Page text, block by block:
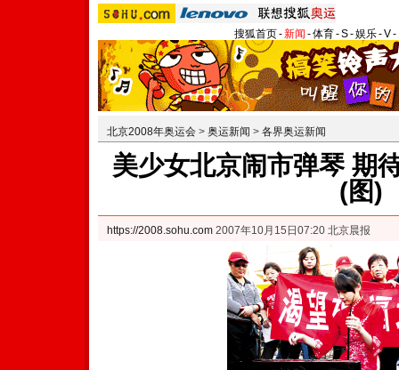
搜狐首页-新闻 -体育-S-娱乐-V-
北京2008年奥运会 > 奥运新闻 > 各界奥运新闻
美少女北京闹市弹琴 期
(图)
https://2008.sohu.com 2007年10月15日07:20 北京晨报